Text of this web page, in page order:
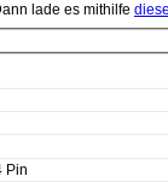
lade es mithilfe
Pin